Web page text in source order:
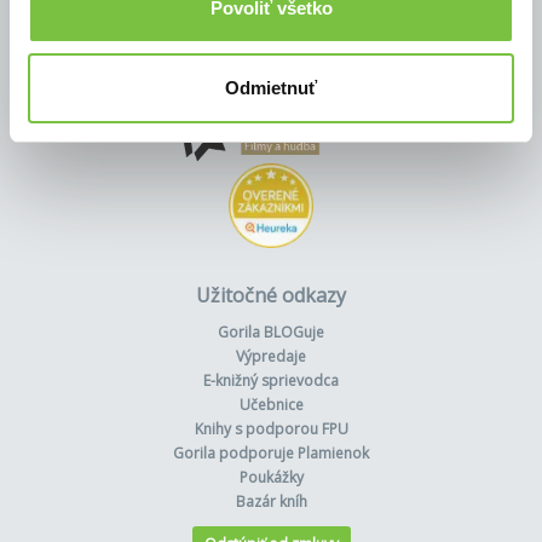
Povoliť všetko
Odmietnuť
Užitočné odkazy
Gorila BLOGuje
Výpredaje
E-knižný sprievodca
Učebnice
Knihy s podporou FPU
Gorila podporuje Plamienok
Poukážky
Bazár kníh